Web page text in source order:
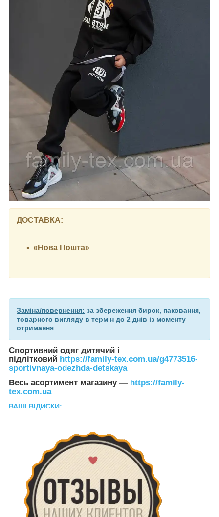
ДОСТАВКА:
«Нова Пошта»
Заміна/повернення: за збереження бирок, паковання,
товарного вигляду в термін до 2 днів із моменту
отримання
Спортивний одяг дитячий і
підлітковий https://family-tex.com.ua/g4773516-
sportivnaya-odezhda-detskaya
Весь асортимент магазину — https://family-
tex.com.ua
ВАШІ ВІДИСКИ: